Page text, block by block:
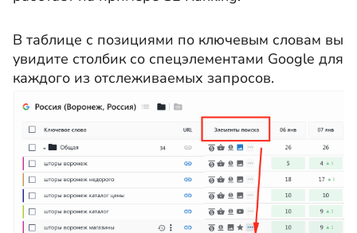
В таблице с позициями по ключевым словам вы
увидите столбик со спецэлементами Google для
каждого из отслеживаемых запросов.